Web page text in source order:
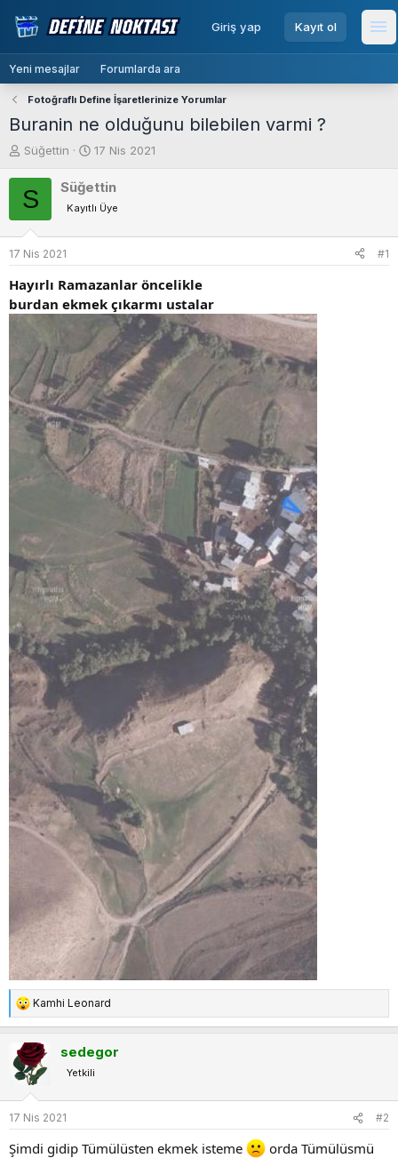
Giriş yap Kayıt ol menu
Yeni mesajlar Forumlarda ara
Fotoğraflı Define İşaretlerinize Yorumlar
Buranin ne olduğunu bilebilen varmi ?
K
b
y
u
b
a
ş
l
a
Süğettin
B
ş
n
ı
ç
t
a
r
h
17 Nis 2021
S Süğettin
Kayıtlı Üye
17 Nis 2021 #1
Hayırlı Ramazanlar öncelikle
burdan ekmek çıkarmı ustalar
T
e
k
i
e
r
Kamhi Leonard
sedegor
Yetkili
17 Nis 2021 #2
Şimdi gidip Tümülüsten ekmek isteme
orda Tümülüsmü